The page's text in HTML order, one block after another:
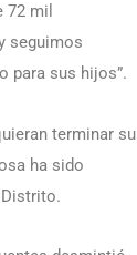
mil
seguimos
para sus hijos”.
terminar su
ha sido